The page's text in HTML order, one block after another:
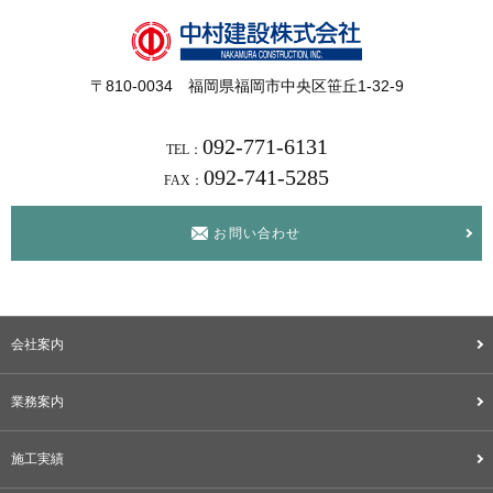
〒810-0034 福岡県福岡市中央区笹丘1-32-9
TEL： 092-771-6131
FAX： 092-741-5285
お問い合わせ
会社案内
業務案内
施工実績